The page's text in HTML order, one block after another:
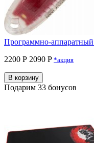
Программно-
2200 Р 2090 P *акция
В корзину
Подарим 33 бонусов